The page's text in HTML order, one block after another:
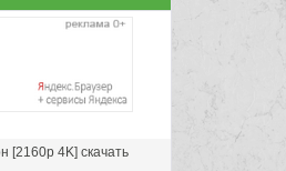
[2160p 4K] скачать